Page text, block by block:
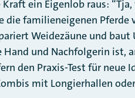
ein Eigenlob raus:
die familieneigenen
Weidezäune und baut
und Nachfolgerin ist,
den Praxis-Test für neue
mit Longierhallen